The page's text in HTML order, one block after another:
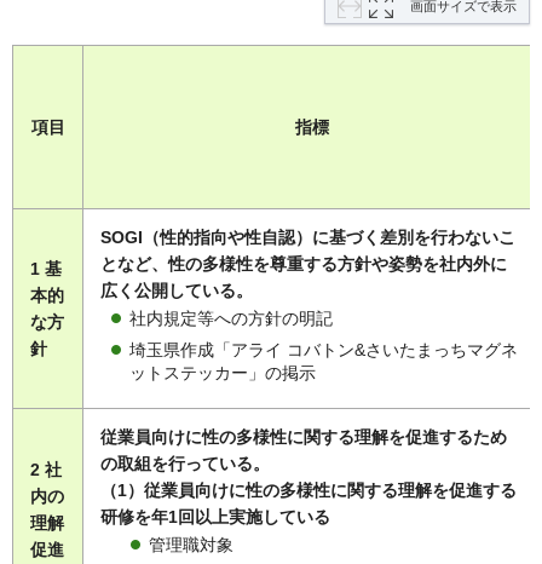
画面サイズで表示
項目 指標
1 基
本的
な方
針
SOGI（性的指向や性自認）に基づく差別を行わないこ
となど、性の多様性を尊重する方針や姿勢を社内外に
広く公開している。
社内規定等への方針の明記
埼玉県作成「アライ コバトン&さいたまっちマグネ
ットステッカー」の掲示
2 社
内の
理解
促進
従業員向けに性の多様性に関する理解を促進するため
の取組を行っている。
（1）従業員向けに性の多様性に関する理解を促進する
研修を年1回以上実施している
管理職対象